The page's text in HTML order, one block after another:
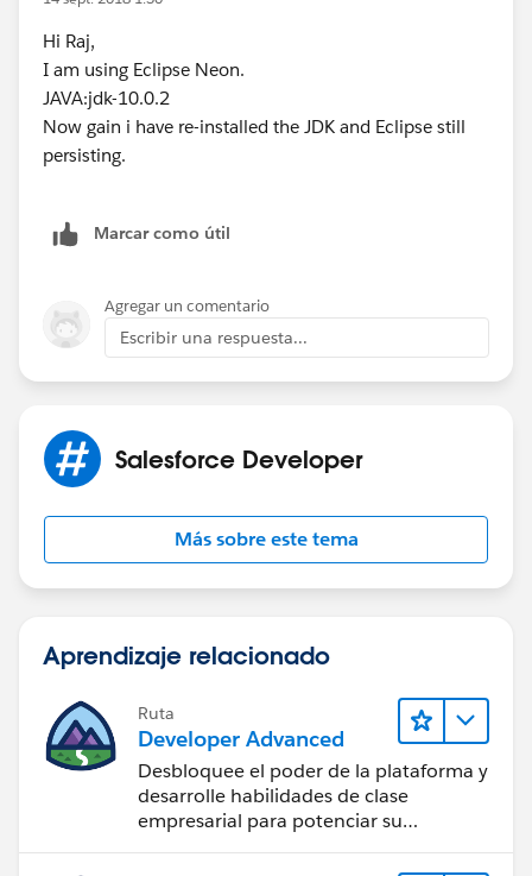
Hi Raj,
I am using Eclipse Neon.
JAVA:jdk-10.0.2
Now gain i have re-installed the JDK and Eclipse still
persisting.
Marcar como útil
Agregar un comentario
Escribir una respuesta...
Salesforce Developer
Más sobre este tema
Aprendizaje relacionado
Ruta
Developer Advanced
Desbloquee el poder de la plataforma y
desarrolle habilidades de clase
empresarial para potenciar su